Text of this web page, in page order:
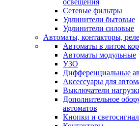
освещения
Сетевые фильтры
Удлинители бытовые
Удлинители силовые
Автоматы, контакторы, реле
Автоматы в литом
Автоматы модульные
УЗО
Дифференциальные
Аксессуары для
Выключатели
Дополнительное
автоматов
Кнопки и